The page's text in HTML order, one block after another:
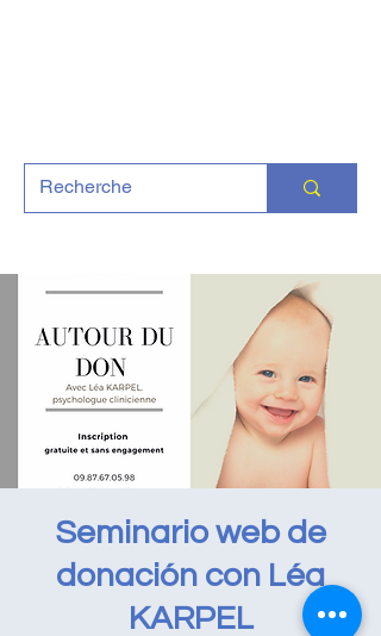
Seminario web de
donación con Léa
KARPEL